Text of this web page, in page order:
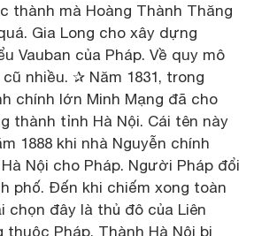
thành mà Hoàng Thành Thăng
Gia Long cho xây dựng
Vauban của Pháp. Về quy mô
nhiều. ✰ Năm 1831, trong
chính lớn Minh Mạng đã cho
thành tỉnh Hà Nội. Cái tên này
1888 khi nhà Nguyễn chính
Nội cho Pháp. Người Pháp đổi
phố. Đến khi chiếm xong toàn
chọn đây là thủ đô của Liên
Pháp. Thành Hà Nội bị